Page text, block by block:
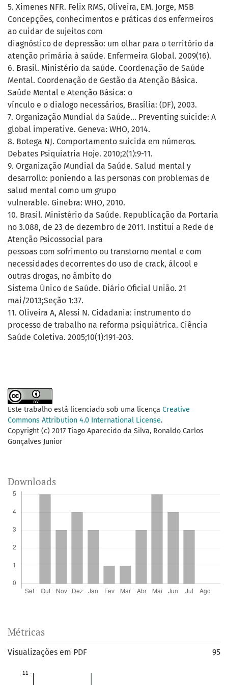
5. Ximenes NFR. Felix RMS, Oliveira, EM. Jorge, MSB
Concepções, conhecimentos e práticas dos enfermeiros
ao cuidar de sujeitos com
diagnóstico de depressão: um olhar para o território da
atenção primária à saúde. Enfermeira Global. 2009(16).
6. Brasil. Ministério da saúde. Coordenação de Saúde
Mental. Coordenação de Gestão da Atenção Básica.
Saúde Mental e Atenção Básica: o
vínculo e o dialogo necessários, Brasília: (DF), 2003.
7. Organização Mundial da Saúde... Preventing suicide: A
global imperative. Geneva: WHO, 2014.
8. Botega NJ. Comportamento suicida em números.
Debates Psiquiatria Hoje. 2010;2(1):9-11.
9. Organização Mundial da Saúde. Salud mental y
desarrollo: poniendo a las personas con problemas de
salud mental como um grupo
vulnerable. Ginebra: WHO, 2010.
10. Brasil. Ministério da Saúde. Republicação da Portaria
no 3.088, de 23 de dezembro de 2011. Institui a Rede de
Atenção Psicossocial para
pessoas com sofrimento ou transtorno mental e com
necessidades decorrentes do uso de crack, álcool e
outras drogas, no âmbito do
Sistema Único de Saúde. Diário Oficial União. 21
mai/2013;Seção 1:37.
11. Oliveira A, Alessi N. Cidadania: instrumento do
processo de trabalho na reforma psiquiátrica. Ciência
Saúde Coletiva. 2005;10(1):191-203.
Este trabalho está licenciado sob uma licença Creative
Commons Attribution 4.0 International License.
Copyright (c) 2017 Tiago Aparecido da Silva, Ronaldo Carlos
Gonçalves Junior
Downloads
Métricas
Visualizações em PDF 95
11